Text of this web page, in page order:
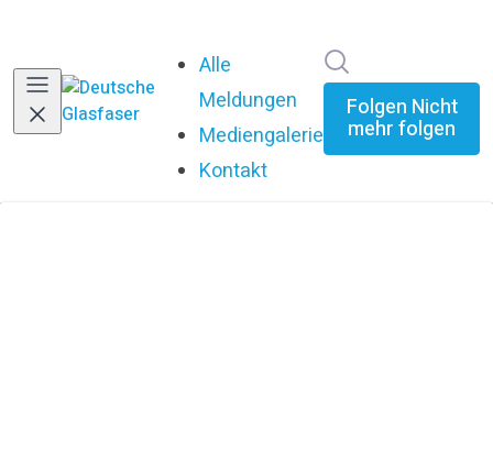
Alle
Meldungen
Mediengalerie
Kontakt
Folgen Nicht
mehr folgen